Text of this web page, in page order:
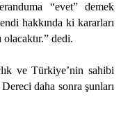
“evet” demek
hakkında ki kararları
dedi.
ve Türkiye’nin sahibi
daha sonra şunları